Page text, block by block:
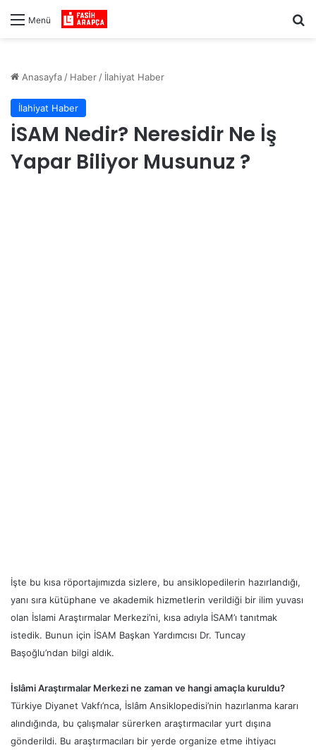
Menü
Anasayfa / Haber / İlahiyat Haber
İlahiyat Haber
İSAM Nedir? Neresidir Ne İş
Yapar Biliyor Musunuz ?
İşte bu kısa röportajımızda sizlere, bu ansiklopedilerin hazırlandığı,
yanı sıra kütüphane ve akademik hizmetlerin verildiği bir ilim yuvası
olan İslami Araştırmalar Merkezi’ni, kısa adıyla İSAM’ı tanıtmak
istedik. Bunun için İSAM Başkan Yardımcısı Dr. Tuncay
Başoğlu’ndan bilgi aldık.
İslâmi Araştırmalar Merkezi ne zaman ve hangi amaçla kuruldu?
Türkiye Diyanet Vakfı’nca, İslâm Ansiklopedisi’nin hazırlanma kararı
alındığında, bu çalışmalar sürerken araştırmacılar yurt dışına
gönderildi. Bu araştırmacıları bir yerde organize etme ihtiyacı